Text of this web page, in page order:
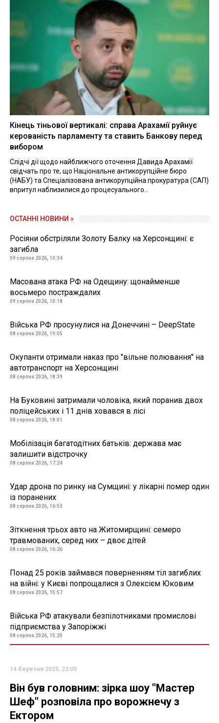
Кінець тіньової вертикалі: справа Арахамії руйнує
керованість парламенту та ставить Банкову перед
вибором
Слідчі дії щодо найближчого оточення Давида Арахамії
свідчать про те, що Національне антикорупційне бюро
(НАБУ) та Спеціалізована антикорупційна прокуратура (САП)
впритул наблизилися до процесуального...
ОСТАННІ НОВИНИ »
Росіяни обстріляли Золоту Балку на Херсонщині: є
загибла
09 серпня 2026, 10:34
Масована атака РФ на Одещину: щонайменше
восьмеро постраждалих
09 серпня 2026, 10:18
Війська РФ просунулися на Донеччині – DeepState
08 серпня 2026, 19:05
Окупанти отримали наказ про "вільне полювання" на
автотранспорт на Херсонщині
08 серпня 2026, 18:39
На Буковині затримали чоловіка, який поранив двох
поліцейських і 11 днів ховався в лісі
08 серпня 2026, 18:01
Мобілізація багатодітних батьків: держава має
залишити відстрочку
08 серпня 2026, 17:24
Удар дрона по ринку на Сумщині: у лікарні помер один
із поранених
08 серпня 2026, 16:53
Зіткнення трьох авто на Житомирщині: семеро
травмованих, серед них – двоє дітей
08 серпня 2026, 16:26
Понад 25 років займався поверненням тіл загиблих
на війні: у Києві попрощалися з Олексієм Юковим
08 серпня 2026, 15:57
Війська РФ атакували безпілотниками промислові
підприємства у Запоріжжі
08 серпня 2026, 15:20
14 березня 2025, 23:05
Він був головним: зірка шоу "Мастер
Шеф" розповіла про ворожнечу з
Ектором